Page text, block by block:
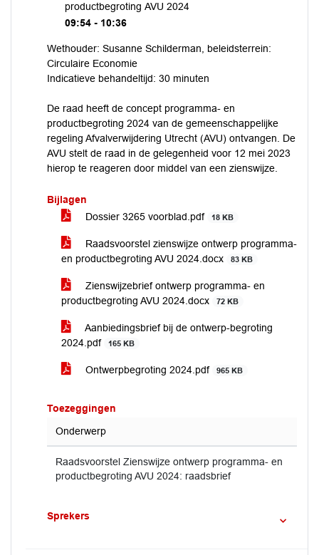
productbegroting AVU 2024
09:54 - 10:36
Wethouder: Susanne Schilderman, beleidsterrein:
Circulaire Economie
Indicatieve behandeltijd: 30 minuten
De raad heeft de concept programma- en
productbegroting 2024 van de gemeenschappelijke
regeling Afvalverwijdering Utrecht (AVU) ontvangen. De
AVU stelt de raad in de gelegenheid voor 12 mei 2023
hierop te reageren door middel van een zienswijze.
Bijlagen
Dossier 3265 voorblad.pdf
18 KB
Raadsvoorstel zienswijze ontwerp programma-
en productbegroting AVU 2024.docx
83 KB
Zienswijzebrief ontwerp programma- en
productbegroting AVU 2024.docx
72 KB
Aanbiedingsbrief bij de ontwerp-begroting
2024.pdf
165 KB
Ontwerpbegroting 2024.pdf 965 KB
Toezeggingen
Onderwerp
Raadsvoorstel Zienswijze ontwerp programma- en
productbegroting AVU 2024: raadsbrief
Sprekers